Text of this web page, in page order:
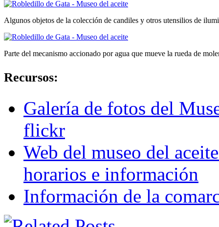
Algunos objetos de la colección de candiles y otros utensilios de
Parte del mecanismo accionado por agua que mueve la rueda de
Recursos:
Galería de fotos del
flickr
Web del museo del
horarios e información
Información de la